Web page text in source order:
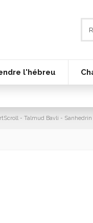
l'hébreu
- Talmud Bavli - Sanhedrin